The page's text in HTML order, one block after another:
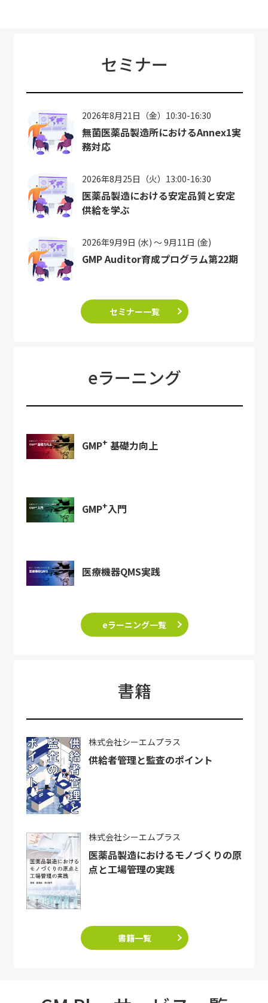
セミナー
2026年8月21日（金）10:30-16:30
無菌医薬品製造所におけるAnnex1実
務対応
2026年8月25日（火）13:00-16:30
医薬品製造における安定品質と安定
供給を学ぶ
2026年9月9日 (水) ～ 9月11日 (金)
GMP Auditor育成プログラム第22期
セミナー一覧
eラーニング
GMP+ 基礎力向上
GMP+入門
医療機器QMS実践
eラーニング一覧
書籍
株式会社シーエムプラス
供給者管理と監査のポイント
株式会社シーエムプラス
医薬品製造におけるモノづくりの原
点と工場管理の実践
書籍一覧